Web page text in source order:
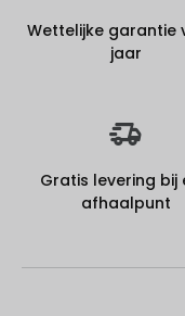
Wettelijke garantie
jaar
Gratis levering bij
afhaalpunt